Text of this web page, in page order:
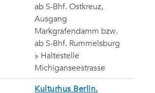
ab S-Bhf. Ostkreuz,
Ausgang
Markgrafendamm bzw.
ab S-Bhf. Rummelsburg
» Haltestelle
Michiganseestrasse
Kulturhus Berlin.